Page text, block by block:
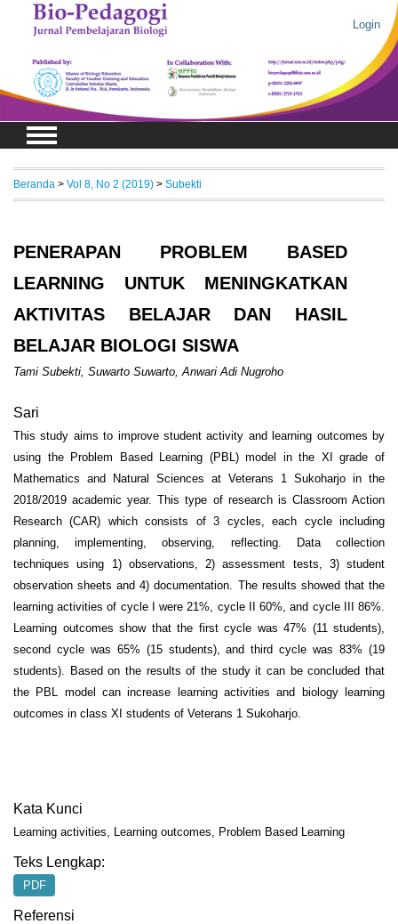
Login
Beranda > Vol 8, No 2 (2019) > Subekti
PENERAPAN PROBLEM BASED
LEARNING UNTUK MENINGKATKAN
AKTIVITAS BELAJAR DAN HASIL
BELAJAR BIOLOGI SISWA
Tami Subekti, Suwarto Suwarto, Anwari Adi Nugroho
Sari
This study aims to improve student activity and learning outcomes by
using the Problem Based Learning (PBL) model in the XI grade of
Mathematics and Natural Sciences at Veterans 1 Sukoharjo in the
2018/2019 academic year. This type of research is Classroom Action
Research (CAR) which consists of 3 cycles, each cycle including
planning, implementing, observing, reflecting. Data collection
techniques using 1) observations, 2) assessment tests, 3) student
observation sheets and 4) documentation. The results showed that the
learning activities of cycle I were 21%, cycle II 60%, and cycle III 86%.
Learning outcomes show that the first cycle was 47% (11 students),
second cycle was 65% (15 students), and third cycle was 83% (19
students). Based on the results of the study it can be concluded that
the PBL model can increase learning activities and biology learning
outcomes in class XI students of Veterans 1 Sukoharjo.
Kata Kunci
Learning activities, Learning outcomes, Problem Based Learning
Teks Lengkap:
PDF
Referensi